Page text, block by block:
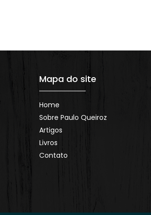
Mapa do site
Home
Sobre Paulo Queiroz
Artigos
Livros
Contato